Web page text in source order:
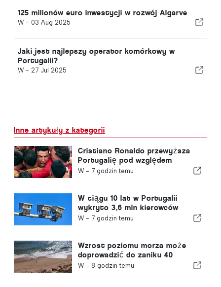
125 milionów euro inwestycji w rozwój Algarve
W - 03 Aug 2025
Jaki jest najlepszy operator komórkowy w
Portugalii?
W - 27 Jul 2025
Inne artykuły z kategorii
Cristiano Ronaldo przewyższa
Portugalię pod względem
wartości komercyjnej
W - 7 godzin temu
W ciągu 10 lat w Portugalii
wykryto 3,6 mln kierowców
przekraczających prędkość
W - 7 godzin temu
Wzrost poziomu morza może
doprowadzić do zaniku 40
procent portugalskich plaż
W - 8 godzin temu